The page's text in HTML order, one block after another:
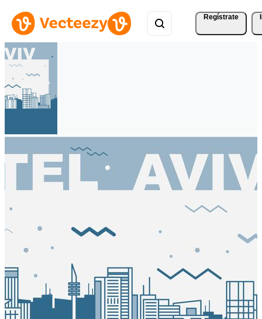
Regístrate